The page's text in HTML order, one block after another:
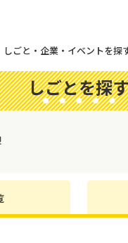
しごと・企業・イベントを探
しごとを探